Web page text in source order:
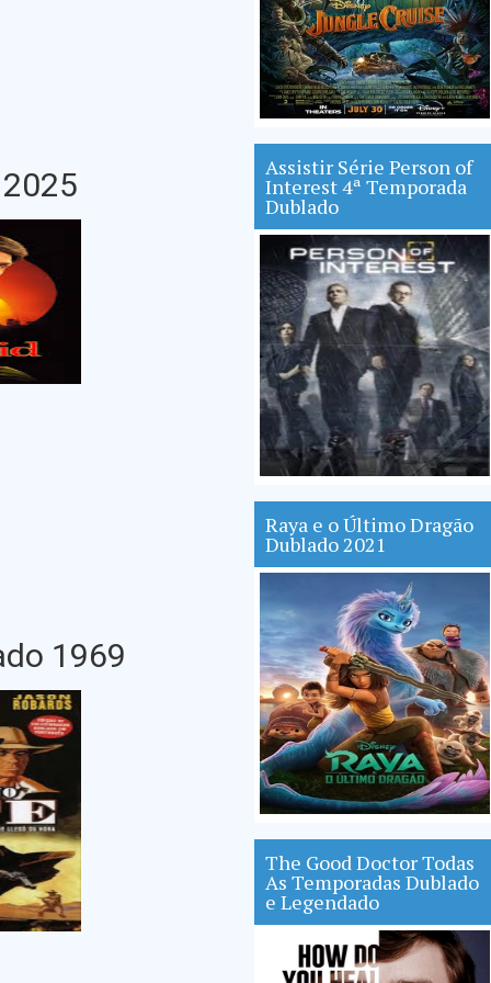
1969
Assistir Série Person of
Interest 4ª Temporada
Dublado
Raya e o Último Dragão
Dublado 2021
The Good Doctor Todas
As Temporadas Dublado
e Legendado